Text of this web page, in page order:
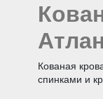
Кованая
спинками и